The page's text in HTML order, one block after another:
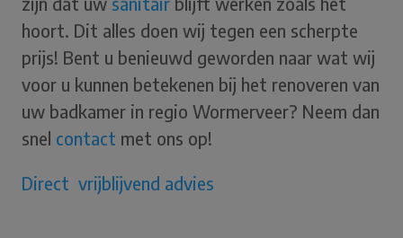
hoort. Dit alles doen wij tegen een scherpte
prijs! Bent u benieuwd geworden naar wat wij
voor u kunnen betekenen bij het renoveren van
uw badkamer in regio Wormerveer? Neem dan
snel contact met ons op!
Direct vrijblijvend advies